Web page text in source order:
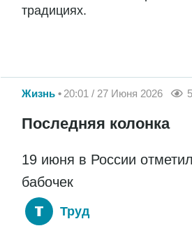
традициях.
Жизнь 20:01 / 27 Июня 2026
Последняя колонка
19 июня в России
бабочек
Труд